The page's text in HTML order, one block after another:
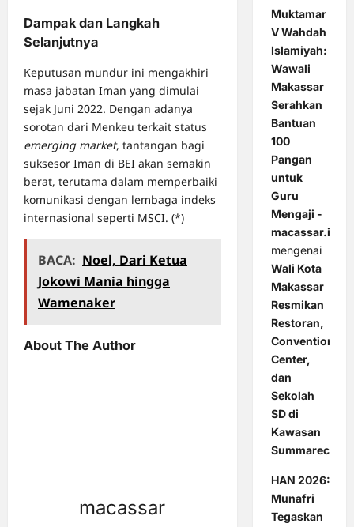
Dampak dan Langkah
Selanjutnya
Keputusan mundur ini mengakhiri
masa jabatan Iman yang dimulai
sejak Juni 2022. Dengan adanya
sorotan dari Menkeu terkait status
emerging market, tantangan bagi
suksesor Iman di BEI akan semakin
berat, terutama dalam memperbaiki
komunikasi dengan lembaga indeks
internasional seperti MSCI. (*)
BACA: Noel, Dari Ketua
Jokowi Mania hingga
Wamenaker
About The Author
macassar
Muktamar
V Wahdah
Islamiyah:
Wawali
Makassar
Serahkan
Bantuan
100
Pangan
untuk
Guru
Mengaji -
macassar.id
mengenai
Wali Kota
Makassar
Resmikan
Restoran,
Convention
Center,
dan
Sekolah
SD di
Kawasan
Summarecon
HAN 2026:
Munafri
Tegaskan